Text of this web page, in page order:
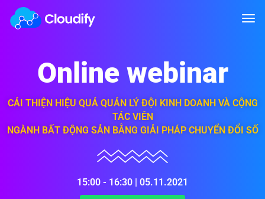
Online webinar
CẢI THIỆN HIỆU QUẢ QUẢN LÝ ĐỘI KINH DOANH VÀ CỘNG
TÁC VIÊN
NGÀNH BẤT ĐỘNG SẢN BẰNG GIẢI PHÁP CHUYỂN ĐỔI SỐ
15:00 - 16:30 | 05.11.2021